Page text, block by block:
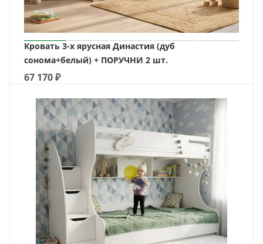
Кровать 3-х ярусная Династия (дуб
сонома+белый) + ПОРУЧНИ 2 шт.
67 170₽